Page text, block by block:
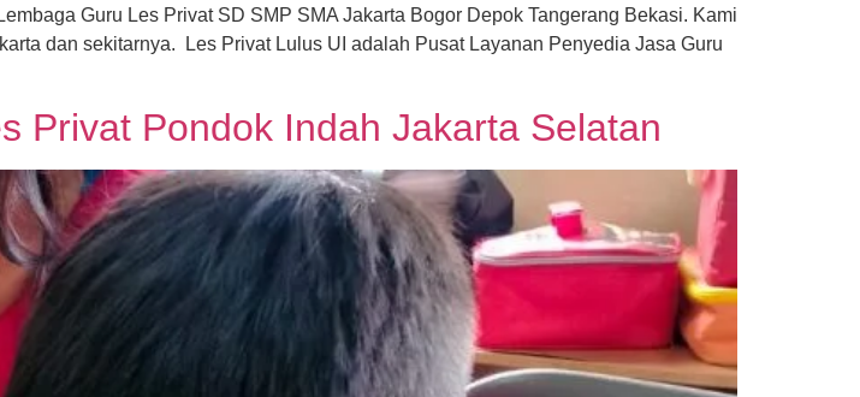
Guru Les Privat SD SMP SMA Jakarta Bogor Depok Tangerang Bekasi. Kami
dan sekitarnya. Les Privat Lulus UI adalah Pusat Layanan Penyedia Jasa Guru
Privat Pondok Indah Jakarta Selatan